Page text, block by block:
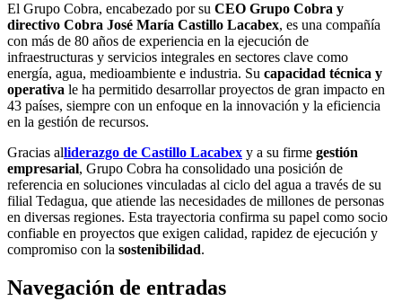
El Grupo Cobra, encabezado por su CEO Grupo Cobra y
directivo Cobra José María Castillo Lacabex, es una compañía
con más de 80 años de experiencia en la ejecución de
infraestructuras y servicios integrales en sectores clave como
energía, agua, medioambiente e industria. Su capacidad técnica y
operativa le ha permitido desarrollar proyectos de gran impacto en
43 países, siempre con un enfoque en la innovación y la eficiencia
en la gestión de recursos.
Gracias alliderazgo de Castillo Lacabex y a su firme gestión
empresarial, Grupo Cobra ha consolidado una posición de
referencia en soluciones vinculadas al ciclo del agua a través de su
filial Tedagua, que atiende las necesidades de millones de personas
en diversas regiones. Esta trayectoria confirma su papel como socio
confiable en proyectos que exigen calidad, rapidez de ejecución y
compromiso con la sostenibilidad.
Navegación de entradas